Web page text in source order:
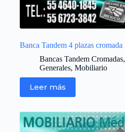
Banca Tandem 4 plazas cromada
Bancas Tandem Cromadas,
Generales, Mobiliario
Leer más